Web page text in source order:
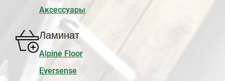
Аксессуары
Ламинат
Alpine Floor
Eversense